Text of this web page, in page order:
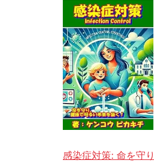
感染症対策: 命を守